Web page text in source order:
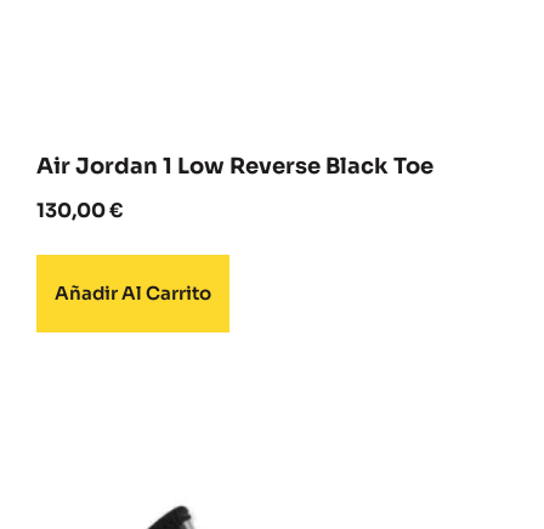
Air Jordan 1 Low Reverse Black Toe
130,00€
Añadir Al Carrito